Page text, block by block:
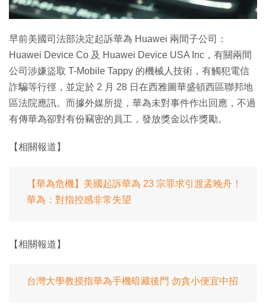
早前美國司法部決定起訴華為 Huawei 兩間子公司：
Huawei Device Co 及 Huawei Device USA Inc，有關兩間
公司涉嫌盜取 T-Mobile Tappy 的機械人技術，有觸犯電信
詐騙等行徑，並定於 2 月 28 日在西雅圖華盛頓西區聯邦地
區法院應訊。而據外媒所提，華為未對事件作出回應，不過
有傳華為卻對有份竊密的員工，發放獎金以作獎勵。
【相關報道】
【華為危機】美國起訴華為 23 宗罪求引渡孟晚舟！
華為：對指控感非常失望
【相關報道】
台灣大學教授指華為手機暗藏後門 勿貪小便宜中招